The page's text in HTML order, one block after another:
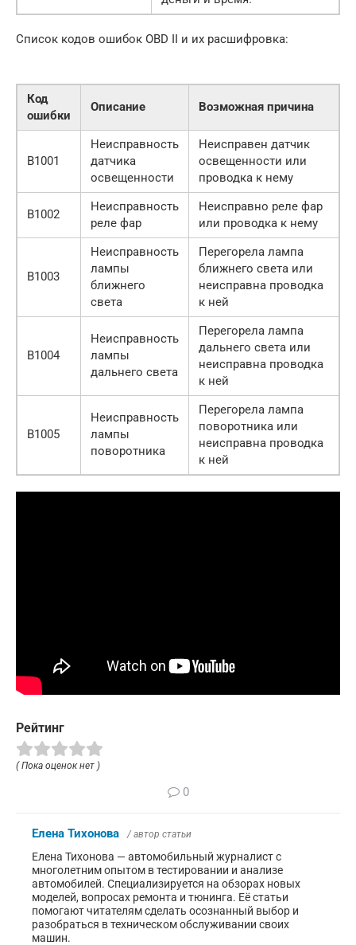
Список кодов ошибок OBD II и их расшифровка:
Код
ошибки
Описание Возможная причина
B1001
Неисправность
датчика
освещенности
Неисправен датчик
освещенности или
проводка к нему
B1002
Неисправность
реле фар
Неисправно реле фар
или проводка к нему
B1003
Неисправность
лампы
ближнего
света
Перегорела лампа
ближнего света или
неисправна проводка
к ней
B1004
Неисправность
лампы
дальнего света
Перегорела лампа
дальнего света или
неисправна проводка
к ней
B1005
Неисправность
лампы
поворотника
Перегорела лампа
поворотника или
неисправна проводка
к ней
Рейтинг
( Пока оценок нет )
0
Елена Тихонова / автор статьи
Елена Тихонова — автомобильный журналист с
многолетним опытом в тестировании и анализе
автомобилей. Специализируется на обзорах новых
моделей, вопросах ремонта и тюнинга. Её статьи
помогают читателям сделать осознанный выбор и
разобраться в техническом обслуживании своих
машин.